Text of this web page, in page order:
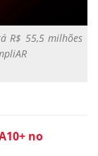
R$ 55,5 milhões
no